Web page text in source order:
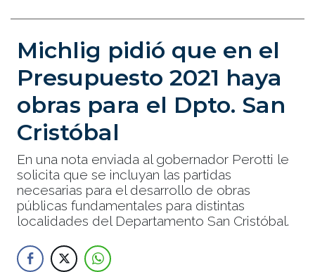
Michlig pidió que en el
Presupuesto 2021 haya
obras para el Dpto. San
Cristóbal
En una nota enviada al gobernador Perotti le
solicita que se incluyan las partidas
necesarias para el desarrollo de obras
públicas fundamentales para distintas
localidades del Departamento San Cristóbal.